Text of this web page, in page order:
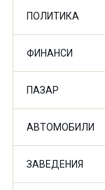
ПОЛИТИКА
ФИНАНСИ
ПАЗАР
АВТОМОБИЛИ
ЗАВЕДЕНИЯ